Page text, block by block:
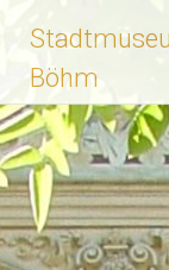
Inhalt
springenBöhm